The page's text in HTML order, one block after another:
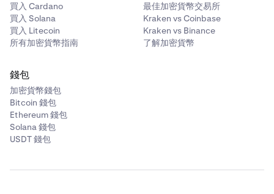
買入 Cardano
買入 Solana
買入 Litecoin
所有加密貨幣指南
最佳加密貨幣交易所
Kraken vs Coinbase
Kraken vs Binance
了解加密貨幣
錢包
加密貨幣錢包
Bitcoin 錢包
Ethereum 錢包
Solana 錢包
USDT 錢包